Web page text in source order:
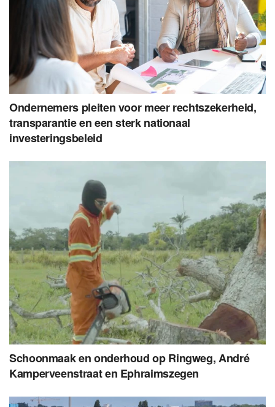
Ondernemers pleiten voor meer rechtszekerheid,
transparantie en een sterk nationaal
investeringsbeleid
Schoonmaak en onderhoud op Ringweg, André
Kamperveenstraat en Ephraimszegen